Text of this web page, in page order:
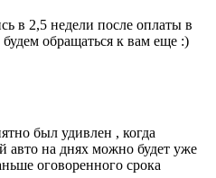
в 2,5 недели после оплаты в
обращаться к вам еще :)
был удивлен , когда
авто на днях можно будет уже
оговоренного срока